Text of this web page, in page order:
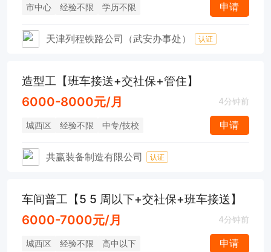
市中心 经验不限 学历不限 申请
天津列程铁路公司（武安办事处） 认证
造型工【班车接送+交社保+管住】
6000-8000元/月 4分钟前
城西区 经验不限 中专/技校 申请
共赢装备制造有限公司 认证
车间普工【5 5 周以下+交社保+班车接送】
6000-7000元/月 4分钟前
城西区 经验不限 高中以下 申请